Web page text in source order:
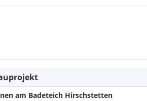
0664 444 5770 zur Verfügung.
am Badeteich Hirschstetten